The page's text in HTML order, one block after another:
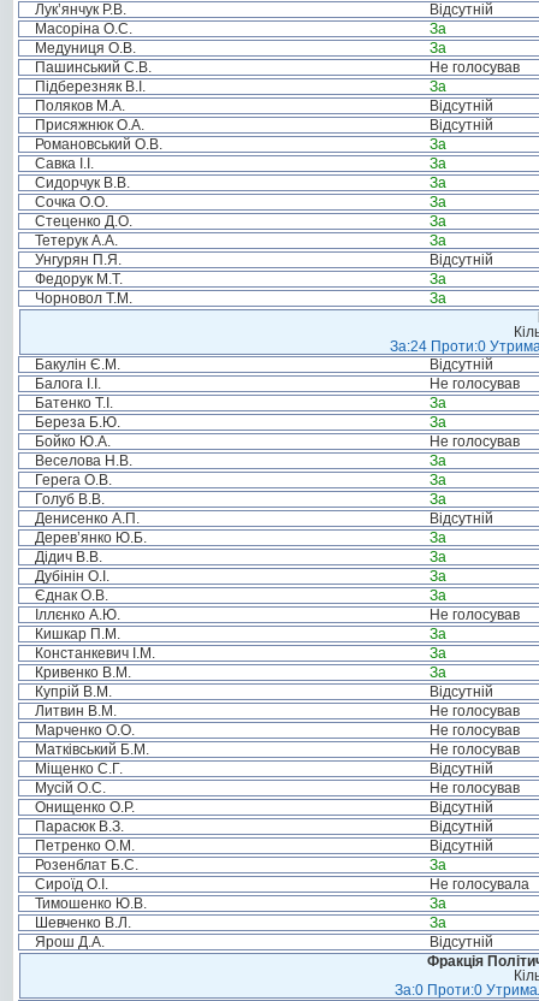
Лук’янчук Р.В.
Відсутній
Масоріна О.С.
За
Медуниця О.В.
За
Пашинський С.В.
Не голосував
Підберезняк В.І.
За
Поляков М.А.
Відсутній
Присяжнюк О.А.
Відсутній
Романовський О.В.
За
Савка І.І.
За
Сидорчук В.В.
За
Сочка О.О.
За
Стеценко Д.О.
За
Тетерук А.А.
За
Унгурян П.Я.
Відсутній
Федорук М.Т.
За
Чорновол Т.М.
За
За:24 Проти:0
Бакулін Є.М.
Відсутній
Балога І.І.
Не голосував
Батенко Т.І.
За
Береза Б.Ю.
За
Бойко Ю.А.
Не голосував
Веселова Н.В.
За
Герега О.В.
За
Голуб В.В.
За
Денисенко А.П.
Відсутній
Дерев’янко Ю.Б.
За
Дідич В.В.
За
Дубінін О.І.
За
Єднак О.В.
За
Іллєнко А.Ю.
Не голосував
Кишкар П.М.
За
Констанкевич І.М.
За
Кривенко В.М.
За
Купрій В.М.
Відсутній
Литвин В.М.
Не голосував
Марченко О.О.
Не голосував
Матківський Б.М.
Не голосував
Міщенко С.Г.
Відсутній
Мусій О.С.
Не голосував
Онищенко О.Р.
Відсутній
Парасюк В.З.
Відсутній
Петренко О.М.
Відсутній
Розенблат Б.С.
За
Сироїд О.І.
Не голосувала
Тимошенко Ю.В.
За
Шевченко В.Л.
За
Ярош Д.А.
Відсутній
Фракція
За:0 Проти:0